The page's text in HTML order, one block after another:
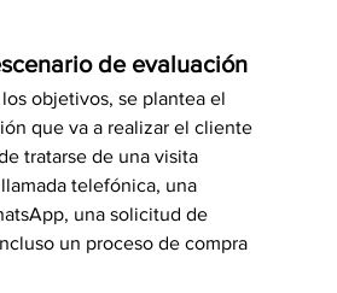
de evaluación
objetivos, se plantea el
que va a realizar el cliente
tratarse de una visita
telefónica, una
una solicitud de
un proceso de compra